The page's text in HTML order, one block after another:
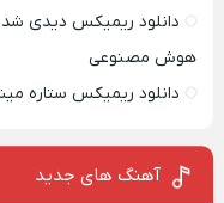
دانلود ریمیکس دیدی
هوش مصنوعی
دانلود ریمیکس ستاره
آهنگ های جدید